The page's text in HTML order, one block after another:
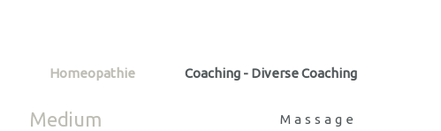
Homeopathie Coaching - Diverse Coaching
Medium Massage